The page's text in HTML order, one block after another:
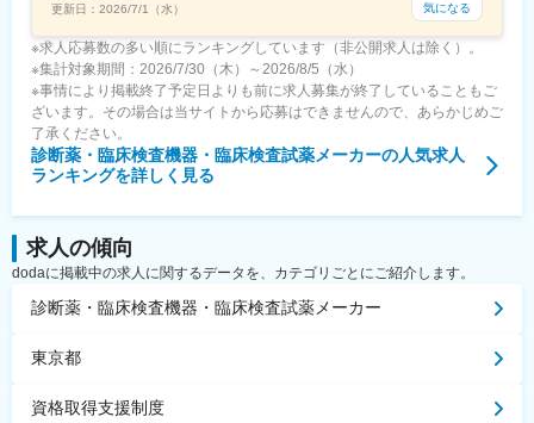
更新日： 2026/7/1（水） 気になる
※求人応募数の多い順にランキングしています（非公開求人は除く）。
※集計対象期間：2026/7/30（木）～2026/8/5（水）
※事情により掲載終了予定日よりも前に求人募集が終了していることもご
ざいます。その場合は当サイトから応募はできませんので、あらかじめご
了承ください。
診断薬・臨床検査機器・臨床検査試薬メーカーの人気求人
ランキングを詳しく見る
求人の傾向
dodaに掲載中の求人に関するデータを、カテゴリごとにご紹介します。
診断薬・臨床検査機器・臨床検査試薬メーカー
東京都
資格取得支援制度